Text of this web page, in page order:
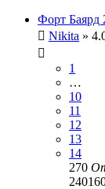
Форт Баярд
Nikita »
1
…
10
11
12
13
14
270